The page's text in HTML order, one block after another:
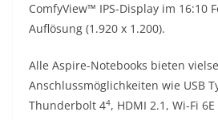
ComfyView™ IPS-Display im 16:10
Auflösung (1.920 x 1.200).
Alle Aspire-Notebooks bieten
Anschlussmöglichkeiten wie USB
Thunderbolt 44, HDMI 2.1, Wi-Fi